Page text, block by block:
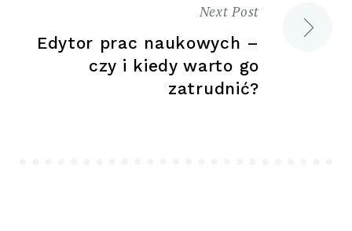
Next Post
Edytor prac naukowych –
czy i kiedy warto go
zatrudnić?